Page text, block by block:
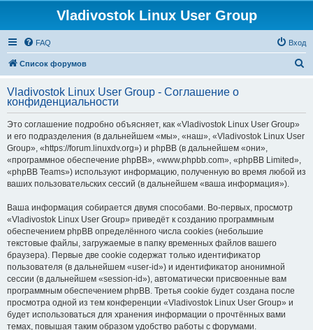
Vladivostok Linux User Group
FAQ Вход
Список форумов
с
Vladivostok Linux User Group - Соглашение о
конфиденциальности
Это соглашение подробно объясняет, как «Vladivostok Linux User Group»
и его подразделения (в дальнейшем «мы», «наш», «Vladivostok Linux User
Group», «https://forum.linuxdv.org») и phpBB (в дальнейшем «они»,
«программное обеспечение phpBB», «www.phpbb.com», «phpBB Limited»,
«phpBB Teams») используют информацию, полученную во время любой из
ваших пользовательских сессий (в дальнейшем «ваша информация»).
Ваша информация собирается двумя способами. Во-первых, просмотр
«Vladivostok Linux User Group» приведёт к созданию программным
обеспечением phpBB определённого числа cookies (небольшие
текстовые файлы, загружаемые в папку временных файлов вашего
браузера). Первые две cookie содержат только идентификатор
пользователя (в дальнейшем «user-id») и идентификатор анонимной
сессии (в дальнейшем «session-id»), автоматически присвоенные вам
программным обеспечением phpBB. Третья cookie будет создана после
просмотра одной из тем конференции «Vladivostok Linux User Group» и
будет использоваться для хранения информации о прочтённых вами
темах, повышая таким образом удобство работы с форумами.